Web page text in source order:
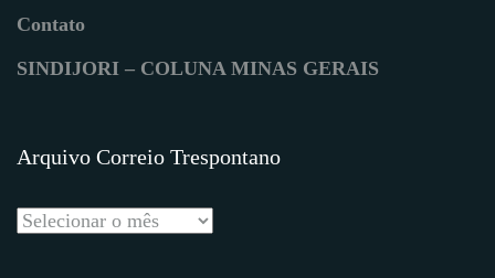
Contato
SINDIJORI – COLUNA MINAS GERAIS
Arquivo Correio Trespontano